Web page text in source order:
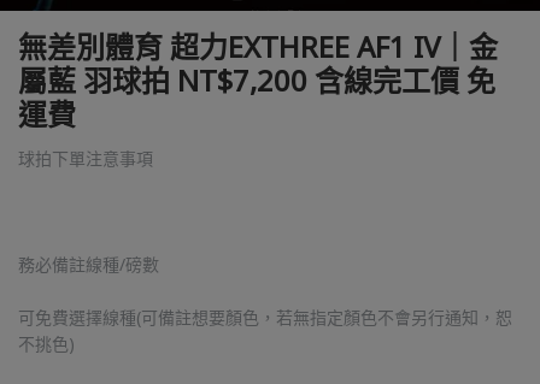
無差別體育 超力EXTHREE AF1 IV｜金
屬藍 羽球拍 NT$7,200 含線完工價 免
運費
球拍下單注意事項
務必備註線種/磅數
可免費選擇線種(可備註想要顏色，若無指定顏色不會另行通知，恕
不挑色)